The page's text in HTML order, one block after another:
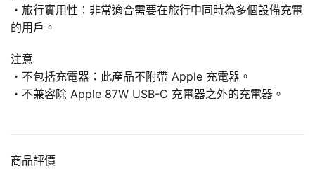
・旅行實用性：非常適合需要在旅行中同時為多個設備充電
的用戶。
注意
・不包括充電器：此產品不附帶 Apple 充電器。
・不兼容除 Apple 87W USB-C 充電器之外的充電器。
商品評價